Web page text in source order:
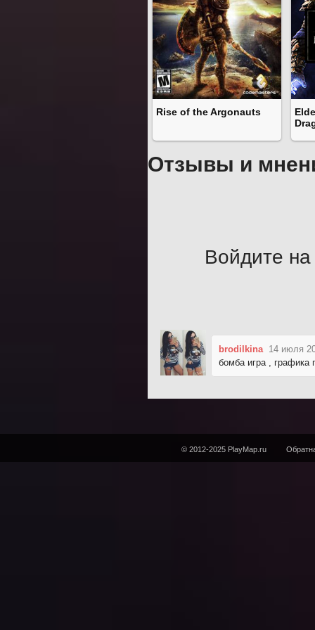
Rise of the Argonauts
Отзывы и
Войдите на
brodilkina 14 июля
бомба игра , графика
© 2012-2025 PlayMap.ru